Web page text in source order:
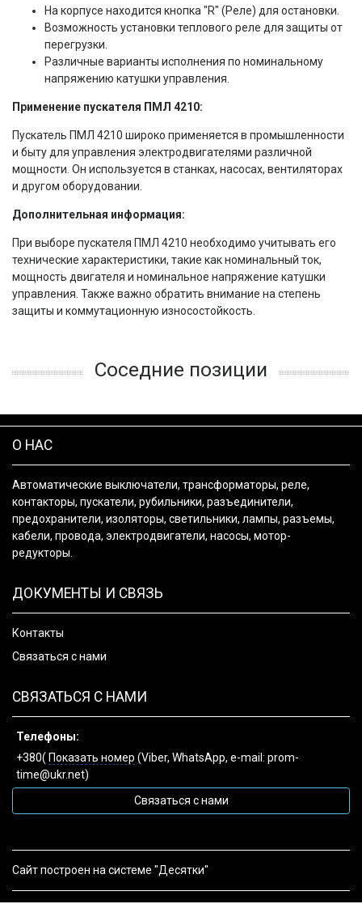
На корпусе находится кнопка "R" (Реле) для остановки.
Возможность установки теплового реле для защиты от
перегрузки.
Различные варианты исполнения по номинальному
напряжению катушки управления.
Применение пускателя ПМЛ 4210:
Пускатель ПМЛ 4210 широко применяется в промышленности
и быту для управления электродвигателями различной
мощности. Он используется в станках, насосах, вентиляторах
и другом оборудовании.
Дополнительная информация:
При выборе пускателя ПМЛ 4210 необходимо учитывать его
технические характеристики, такие как номинальный ток,
мощность двигателя и номинальное напряжение катушки
управления. Также важно обратить внимание на степень
защиты и коммутационную износостойкость.
Соседние позиции
О НАС
Автоматические выключатели, трансформаторы, реле,
контакторы, пускатели, рубильники, разъединители,
предохранители, изоляторы, светильники, лампы, разъемы,
кабели, провода, электродвигатели, насосы, мотор-
редукторы.
ДОКУМЕНТЫ И СВЯЗЬ
Контакты
Связаться с нами
СВЯЗАТЬСЯ С НАМИ
Телефоны:
+380( Показать номер (Viber, WhatsApp, e-mail: prom-
time@ukr.net)
Связаться с нами
Сайт построен на системе "Десятки"